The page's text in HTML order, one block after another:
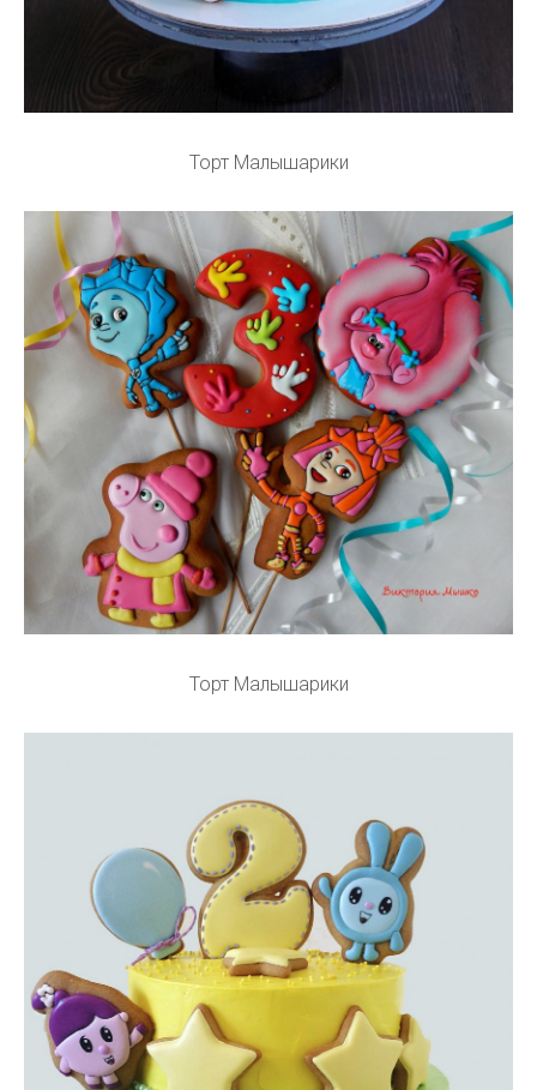
Торт Малышарики
Торт Малышарики